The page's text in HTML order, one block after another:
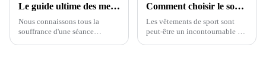
Le guide ultime des meilleurs soutiens-gorge de sport
Nous connaissons tous la
souffrance d'une séance
Comment choisir le soutien-gorge de sport qui vous convient
Les vêtements de sport sont
peut-être un incontournable du